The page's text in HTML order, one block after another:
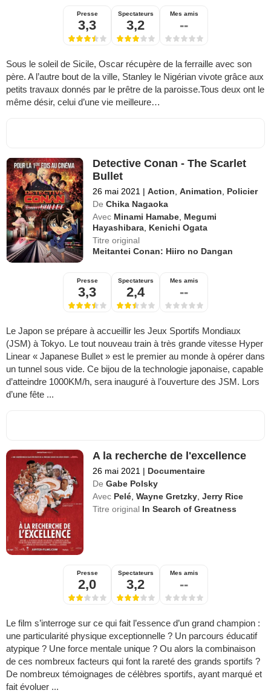
Presse
3,3
Spectateurs
3,2
Mes amis
--
Sous le soleil de Sicile, Oscar récupère de la ferraille avec son
père. A l’autre bout de la ville, Stanley le Nigérian vivote grâce aux
petits travaux donnés par le prêtre de la paroisse.Tous deux ont le
même désir, celui d’une vie meilleure…
Detective Conan - The Scarlet
Bullet
26 mai 2021 | Action,Animation, Policier
De Chika Nagaoka
Avec Minami Hamabe, Megumi
Hayashibara, Kenichi Ogata
Titre original
Meitantei Conan: Hiiro no Dangan
Presse
3,3
Spectateurs
2,4
Mes amis
--
Le Japon se prépare à accueillir les Jeux Sportifs Mondiaux
(JSM) à Tokyo. Le tout nouveau train à très grande vitesse Hyper
Linear « Japanese Bullet » est le premier au monde à opérer dans
un tunnel sous vide. Ce bijou de la technologie japonaise, capable
d’atteindre 1000KM/h, sera inauguré à l’ouverture des JSM. Lors
d’une fête ...
A la recherche de l'excellence
26 mai 2021 | Documentaire
De Gabe Polsky
Avec Pelé,Wayne Gretzky,Jerry Rice
Titre original In Search of Greatness
Presse
2,0
Spectateurs
3,2
Mes amis
--
Le film s’interroge sur ce qui fait l’essence d’un grand champion :
une particularité physique exceptionnelle ? Un parcours éducatif
atypique ? Une force mentale unique ? Ou alors la combinaison
de ces nombreux facteurs qui font la rareté des grands sportifs ?
De nombreux témoignages de célèbres sportifs, ayant marqué et
fait évoluer ...